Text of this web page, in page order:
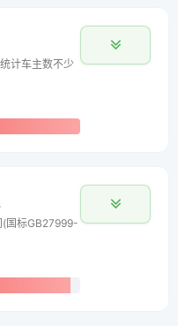
计车主数不少
国标GB27999-